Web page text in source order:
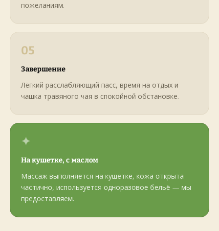
пожеланиям.
05
Завершение
Лёгкий расслабляющий пасс, время на отдых и
чашка травяного чая в спокойной обстановке.
✦
На кушетке, с маслом
Массаж выполняется на кушетке, кожа открыта
частично, используется одноразовое бельё — мы
предоставляем.